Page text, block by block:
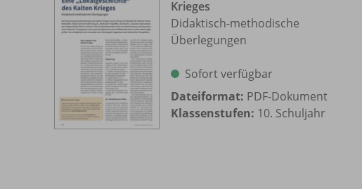
Krieges
Didaktisch-methodische
Überlegungen
Sofort verfügbar
Dateiformat: PDF-Dokument
Klassenstufen: 10. Schuljahr